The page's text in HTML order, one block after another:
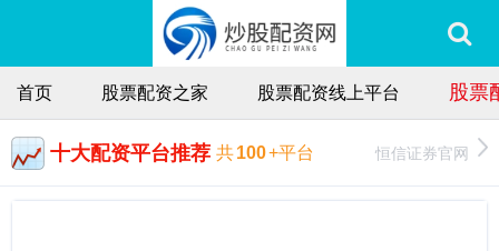
首页 股票配资之家 股票配资线上平台 股票
十大配资平台推荐 共100+平台 恒信证券官网